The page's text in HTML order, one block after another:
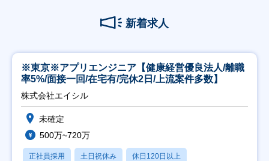
新着求人
※東京※アプリエンジニア【健康経営優良法人/離職
率5%/面接一回/在宅有/完休2日/上流案件多数】
株式会社エイシル
未確定
500万~720万
正社員採用 土日祝休み 休日120日以上